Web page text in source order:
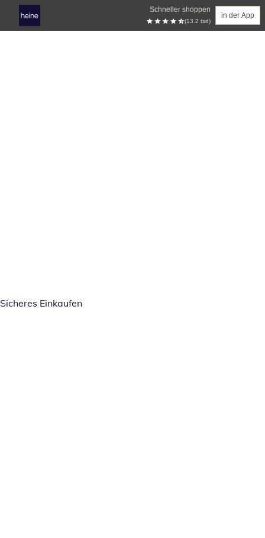
Schneller shoppen
(13.2 tsd)
in der App
Sicheres Einkaufen